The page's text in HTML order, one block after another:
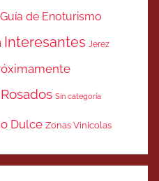
Guía de Enoturismo
Interesantes Jerez
Rosados Sin categoría
Dulce Zonas Vinicolas